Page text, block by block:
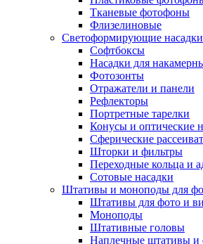
Тканевые фотофоны
Флизелиновые
Светоформирующие насадки
Софтбоксы
Насадки для
Фотозонты
Отражатели и панели
Рефлекторы
Портретные тарелки
Конусы и оптические
Сферические
Шторки и фильтры
Переходные кольца и
Сотовые насадки
Штативы и моноподы для
Штативы для фото и
Моноподы
Штативные головы
Наплечные штативы и